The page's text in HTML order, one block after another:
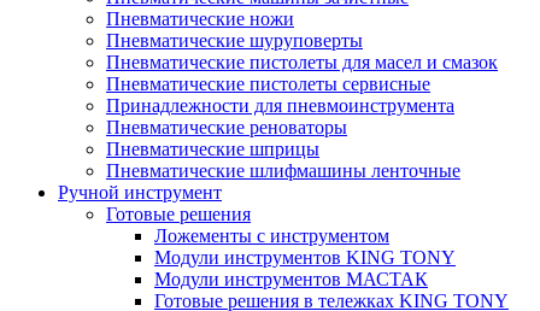
Пневматические ножи
Пневматические шуруповерты
Пневматические пистолеты для масел и смазок
Пневматические пистолеты сервисные
Принадлежности для пневмоинструмента
Пневматические реноваторы
Пневматические шприцы
Пневматические шлифмашины ленточные
Ручной инструмент
Готовые решения
Ложементы с инструментом
Модули инструментов KING TONY
Модули инструментов МАСТАК
Готовые решения в тележках KING TONY